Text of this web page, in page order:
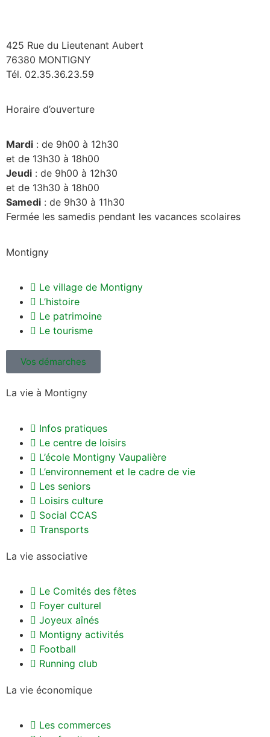
425 Rue du Lieutenant Aubert
76380 MONTIGNY
Tél. 02.35.36.23.59
Horaire d’ouverture
Mardi : de 9h00 à 12h30
et de 13h30 à 18h00
Jeudi : de 9h00 à 12h30
et de 13h30 à 18h00
Samedi : de 9h30 à 11h30
Fermée les samedis pendant les vacances scolaires
Montigny
Le village de Montigny
L’histoire
Le patrimoine
Le tourisme
Vos démarches
La vie à Montigny
Infos pratiques
Le centre de loisirs
L’école Montigny Vaupalière
L’environnement et le cadre de vie
Les seniors
Loisirs culture
Social CCAS
Transports
La vie associative
Le Comités des fêtes
Foyer culturel
Joyeux aînés
Montigny activités
Football
Running club
La vie économique
Les commerces